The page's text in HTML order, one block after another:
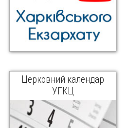
Церковний календар
УГКЦ